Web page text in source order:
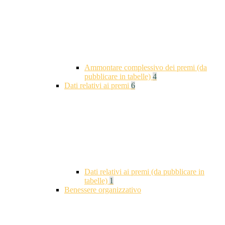
Ammontare complessivo dei premi (da
pubblicare in tabelle) 4
Dati relativi ai premi 6
Dati relativi ai premi (da pubblicare in
tabelle) 1
Benessere organizzativo